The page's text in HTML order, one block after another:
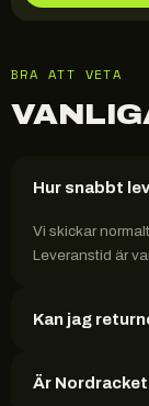
BRA ATT VETA
Hur snabbt
Vi skickar
Leveranstid är
Kan jag
Är